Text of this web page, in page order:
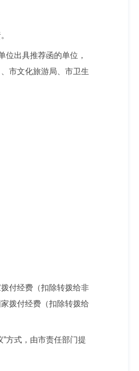
位出具推荐函的单位，
市文化旅游局、市卫生
付经费（扣除转拨给非
拨付经费（扣除转拨给
方式，由市责任部门提